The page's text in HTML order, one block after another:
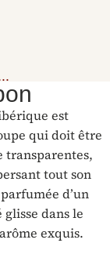
est
qui doit être
transparentes,
tout son
d’un
dans le
exquis.